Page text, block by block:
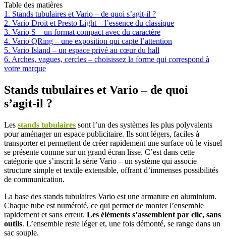
Table des matières
1. Stands tubulaires et Vario – de quoi s’agit-il ?
2. Vario Droit et Presto Light – l’essence du classique
3. Vario S – un format compact avec du caractère
4. Vario QRing – une exposition qui capte l’attention
5. Vario Island – un espace privé au cœur du hall
6. Arches, vagues, cercles – choisissez la forme qui correspond à
votre marque
Stands tubulaires et Vario – de quoi
s’agit-il ?
Les stands tubulaires sont l’un des systèmes les plus polyvalents
pour aménager un espace publicitaire. Ils sont légers, faciles à
transporter et permettent de créer rapidement une surface où le visuel
se présente comme sur un grand écran lisse. C’est dans cette
catégorie que s’inscrit la série Vario – un système qui associe
structure simple et textile extensible, offrant d’immenses possibilités
de communication.
La base des stands tubulaires Vario est une armature en aluminium.
Chaque tube est numéroté, ce qui permet de monter l’ensemble
rapidement et sans erreur. Les éléments s’assemblent par clic, sans
outils. L’ensemble reste léger et, une fois démonté, se range dans un
sac souple.